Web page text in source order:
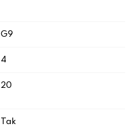
G9
4
20
Tak